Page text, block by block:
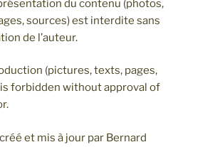
du contenu (photos,
sources) est interdite sans
de l’auteur.
(pictures, texts, pages,
forbidden without approval of
et mis à jour par Bernard